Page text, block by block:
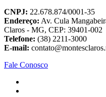
CNPJ: 22.678.874/0001-35
Endereço: Av. Cula
Claros - MG, CEP: 39401-002
Telefone: (38) 2211-3000
E-mail:
Fale Conosco